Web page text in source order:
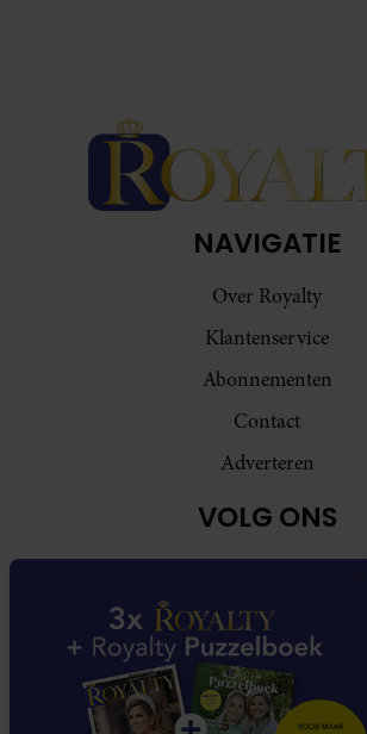
NAVIGATIE
Over Royalty
Klantenservice
Abonnementen
Contact
Adverteren
VOLG ONS
Royalty participeert in diverse affiliate marketing
dat Royalty commissies ontvangt voor aankopen